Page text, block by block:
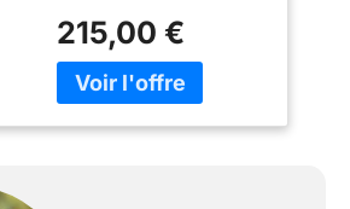
215,00 €